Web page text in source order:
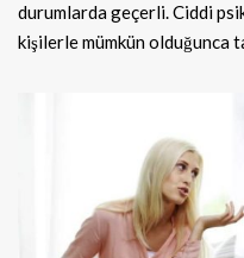
durumlarda geçerli. Ciddi
kişilerle mümkün olduğunca